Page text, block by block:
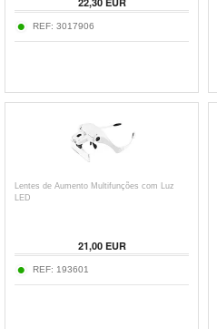
REF: 3017906
Lentes de Aumento Multifunções com Luz
LED
21,00EUR
REF: 193601